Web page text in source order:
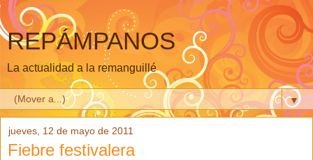
REPÁMPANOS
La actualidad a la remanguillé
▼
jueves, 12 de mayo de 2011
Fiebre festivalera